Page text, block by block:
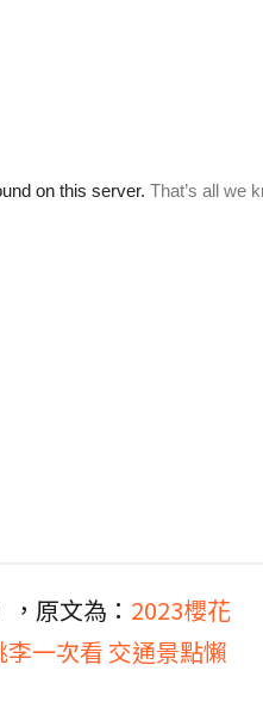
原文為： 2023櫻花
一次看 交通景點懶